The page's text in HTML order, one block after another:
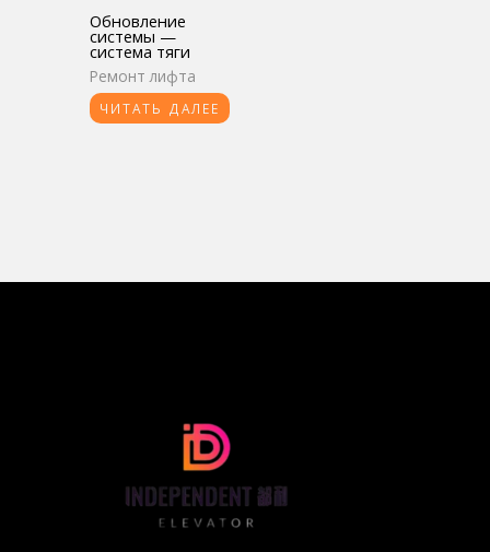
Обновление
системы —
система тяги
Ремонт лифта
ЧИТАТЬ ДАЛЕЕ